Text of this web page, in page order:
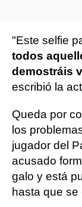
"Este selfie
todos
demostráis
escribió la
Queda por
los
jugador del
acusado
galo y está
hasta que